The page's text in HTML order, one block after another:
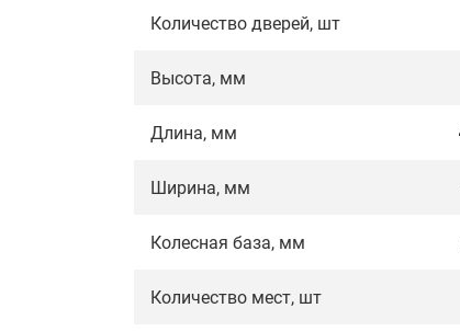
Количество дверей, шт
Высота, мм
Длина, мм
Ширина, мм
Колесная база, мм
Количество мест, шт